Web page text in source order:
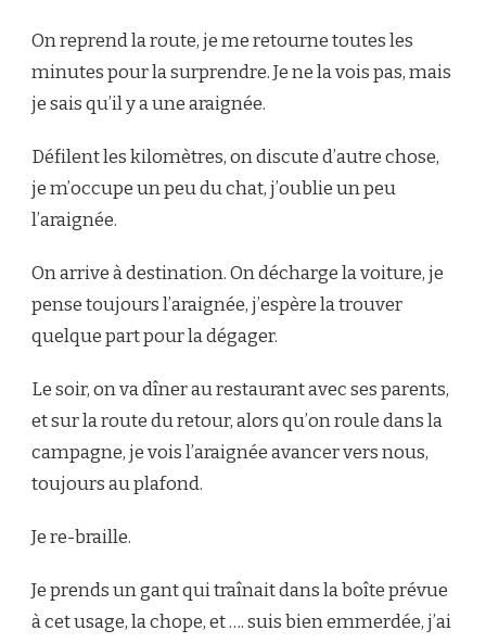
On reprend la route, je me retourne toutes les
minutes pour la surprendre. Je ne la vois pas, mais
je sais qu’il y a une araignée.
Défilent les kilomètres, on discute d’autre chose,
je m’occupe un peu du chat, j’oublie un peu
l’araignée.
On arrive à destination. On décharge la voiture, je
pense toujours l’araignée, j’espère la trouver
quelque part pour la dégager.
Le soir, on va dîner au restaurant avec ses parents,
et sur la route du retour, alors qu’on roule dans la
campagne, je vois l’araignée avancer vers nous,
toujours au plafond.
Je re-braille.
Je prends un gant qui traînait dans la boîte prévue
à cet usage, la chope, et …. suis bien emmerdée, j’ai